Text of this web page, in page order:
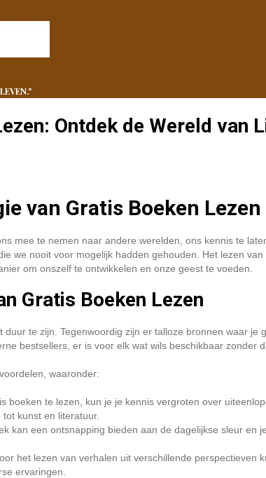
Ontdek de Wereld van
van Gratis Boeken Lezen
mee te nemen naar andere werelden, ons kennis te
we nooit voor mogelijk hadden gehouden. Het lezen
om onszelf te ontwikkelen en onze geest te voeden.
Gratis Boeken Lezen
duur te zijn. Tegenwoordig zijn er talloze bronnen waar je
bestsellers, er is voor elk wat wils beschikbaar zonder
waaronder:
boeken te lezen, kun je je kennis vergroten over
kunst en literatuur.
kan een ontsnapping bieden aan de dagelijkse sleur en
het lezen van verhalen uit verschillende perspectieven
ervaringen.